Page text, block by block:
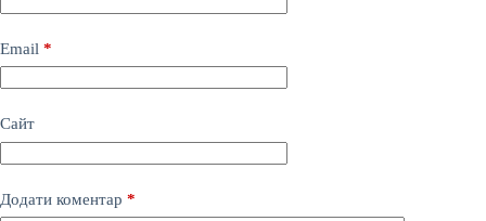
Email *
Сайт
Додати коментар *